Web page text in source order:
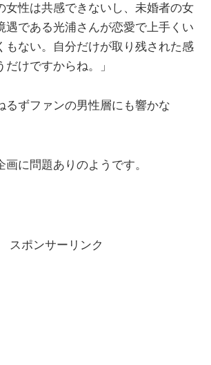
女性は共感できないし、未婚者の女
遇である光浦さんが恋愛で上手くい
もない。自分だけが取り残された感
けですからね。」
るずファンの男性層にも響かな
画に問題ありのようです。
スポンサーリンク